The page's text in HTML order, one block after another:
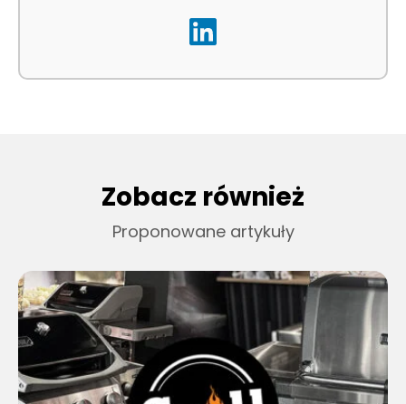
Zobacz również
Proponowane artykuły